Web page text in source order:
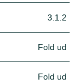
3.1.2
Fold ud
Fold ud